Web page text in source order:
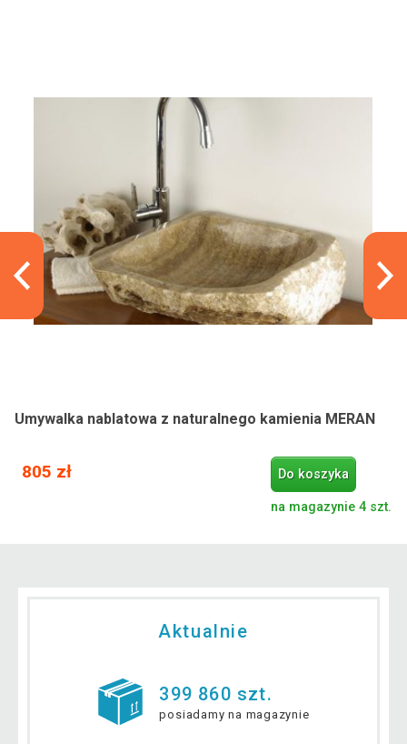
Umywalka nablatowa z naturalnego kamienia MERAN
805 zł Do koszyka
na magazynie 4 szt.
Aktualnie
399 860 szt.
posiadamy na magazynie